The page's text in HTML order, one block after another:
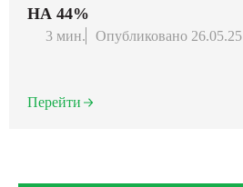
НА 44%
3 мин. Опубликовано 26.05.25
Перейти